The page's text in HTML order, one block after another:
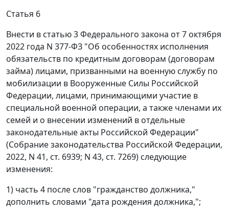
Статья 6
Внести в статью 3 Федерального закона от 7 октября
2022 года N 377-ФЗ "Об особенностях исполнения
обязательств по кредитным договорам (договорам
займа) лицами, призванными на военную службу по
мобилизации в Вооруженные Силы Российской
Федерации, лицами, принимающими участие в
специальной военной операции, а также членами их
семей и о внесении изменений в отдельные
законодательные акты Российской Федерации"
(Собрание законодательства Российской Федерации,
2022, N 41, ст. 6939; N 43, ст. 7269) следующие
изменения:
1) часть 4 после слов "гражданство должника,"
дополнить словами "дата рождения должника,";